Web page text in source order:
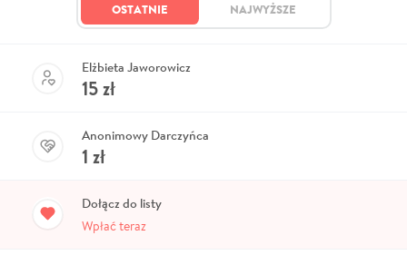
OSTATNIE NAJWYŻSZE
Elżbieta Jaworowicz
15zł
Anonimowy Darczyńca
1 zł
Dołącz do listy
Wpłać teraz